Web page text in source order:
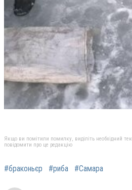
Якщо ви помітили помилку, виділіть необхідний
повідомити про це редакцію
#браконьєр #риба #Самара